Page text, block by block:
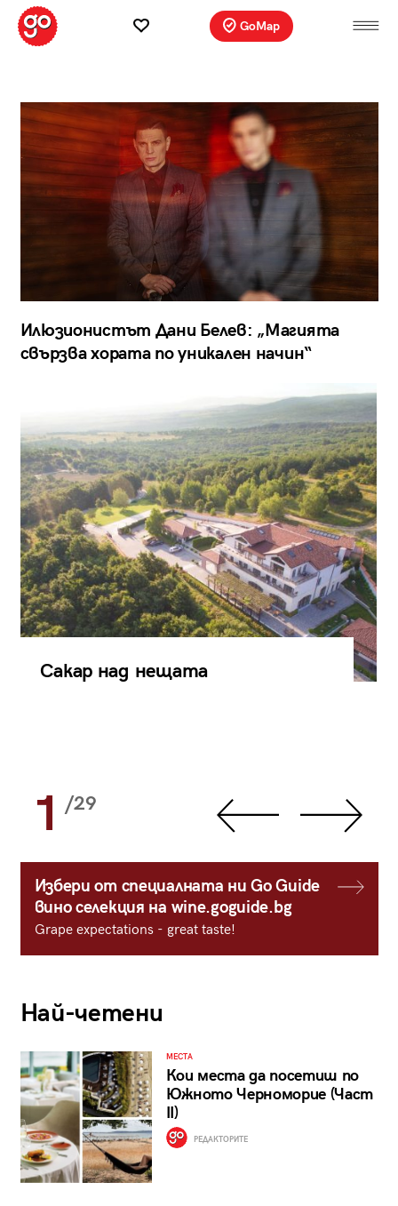
GoMap
Илюзионистът Дани Белев: „Магията
свързва хората по уникален начин“
Сакар над нещата
1 /29
Избери от специалната ни Go Guide
вино селекция на wine.goguide.bg
Grape expectations - great taste!
Най-четени
МЕСТА
Кои места да посетиш по
Южното Черноморие (Част
II)
РЕДАКТОРИТЕ